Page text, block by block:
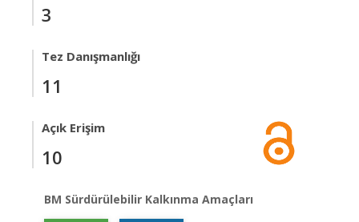
3
Tez Danışmanlığı
11
Açık Erişim
10
BM Sürdürülebilir Kalkınma Amaçları